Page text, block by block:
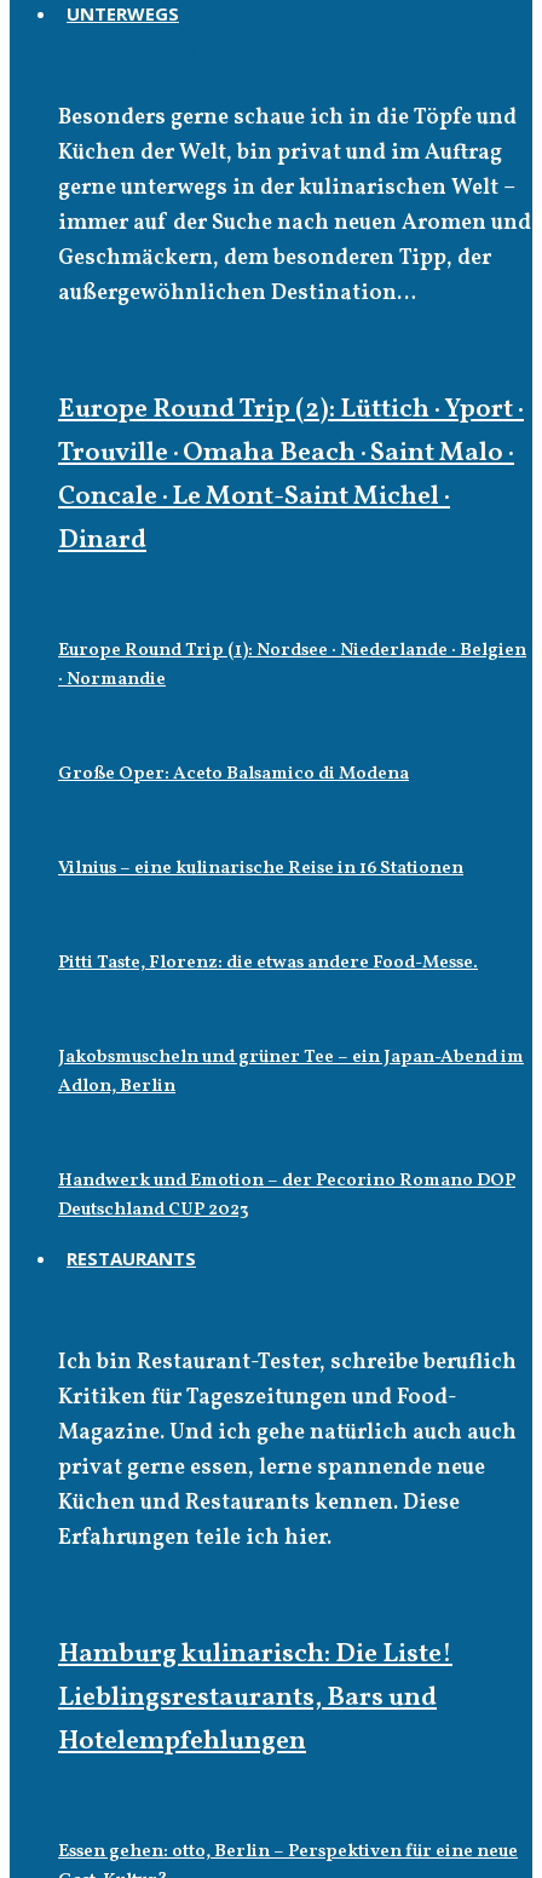
UNTERWEGS
Besonders gerne schaue ich in die Töpfe und
Küchen der Welt, bin privat und im Auftrag
gerne unterwegs in der kulinarischen Welt –
immer auf der Suche nach neuen Aromen und
Geschmäckern, dem besonderen Tipp, der
außergewöhnlichen Destination…
Europe Round Trip (2): Lüttich · Yport ·
Trouville · Omaha Beach · Saint Malo ·
Concale · Le Mont-Saint Michel ·
Dinard
Europe Round Trip (1): Nordsee · Niederlande · Belgien
· Normandie
Große Oper: Aceto Balsamico di Modena
Vilnius – eine kulinarische Reise in 16 Stationen
Pitti Taste, Florenz: die etwas andere Food-Messe.
Jakobsmuscheln und grüner Tee – ein Japan-Abend im
Adlon, Berlin
Handwerk und Emotion – der Pecorino Romano DOP
Deutschland CUP 2023
RESTAURANTS
Ich bin Restaurant-Tester, schreibe beruflich
Kritiken für Tageszeitungen und Food-
Magazine. Und ich gehe natürlich auch auch
privat gerne essen, lerne spannende neue
Küchen und Restaurants kennen. Diese
Erfahrungen teile ich hier.
Hamburg kulinarisch: Die Liste!
Lieblingsrestaurants, Bars und
Hotelempfehlungen
Essen gehen: otto, Berlin – Perspektiven für eine neue